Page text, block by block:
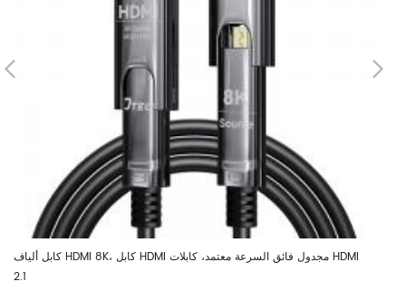
كابل ألياف HDMI 8K، كابل HDMI مجدول فائق السرعة معتمد، كابلات HDMI
2.1